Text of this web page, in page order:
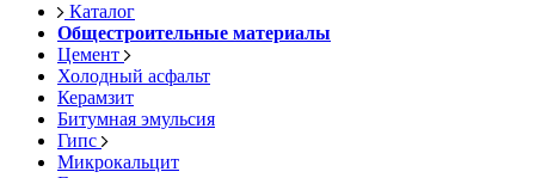
Каталог
Общестроительные материалы
Цемент
Холодный асфальт
Керамзит
Битумная эмульсия
Гипс
Микрокальцит